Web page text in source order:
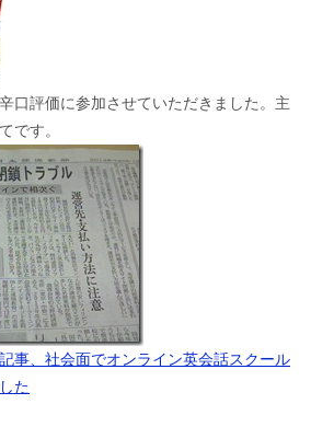
口評価に参加させていただきました。主
です。
事、社会面でオンライン英会話スクール
た